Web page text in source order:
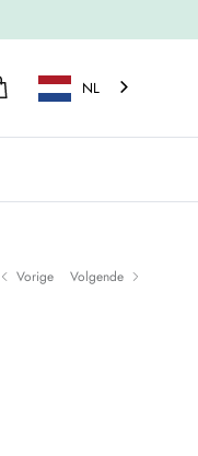
NL
Vorige Volgende